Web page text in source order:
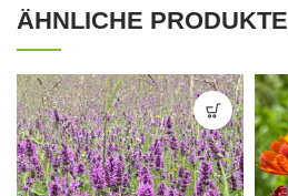
ÄHNLICHE PRODUKTE